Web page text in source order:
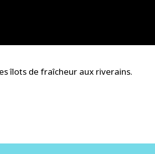
îlots de fraîcheur aux riverains.